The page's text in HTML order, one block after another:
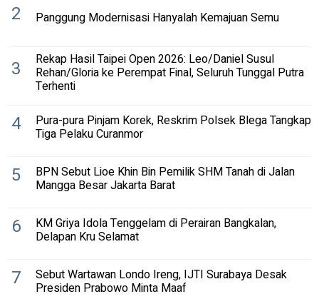
2 Panggung Modernisasi Hanyalah Kemajuan Semu
3 Rekap Hasil Taipei Open 2026: Leo/Daniel Susul
Rehan/Gloria ke Perempat Final, Seluruh Tunggal Putra
Terhenti
4 Pura-pura Pinjam Korek, Reskrim Polsek Blega Tangkap
Tiga Pelaku Curanmor
5 BPN Sebut Lioe Khin Bin Pemilik SHM Tanah di Jalan
Mangga Besar Jakarta Barat
6 KM Griya Idola Tenggelam di Perairan Bangkalan,
Delapan Kru Selamat
7 Sebut Wartawan Londo Ireng, IJTI Surabaya Desak
Presiden Prabowo Minta Maaf